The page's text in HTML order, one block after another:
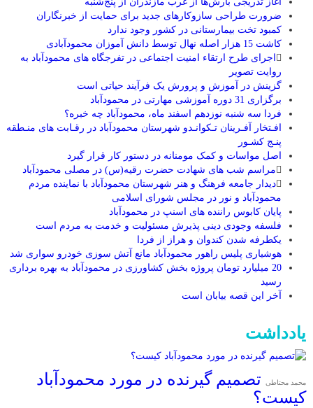
ضرورت طراحی سازوکارهای جدید برای حمایت از خبرنگاران
کمبود تخت بیمارستانی در کشور وجود ندارد
کاشت 15 هزار اصله نهال توسط دانش آموزان محمودآبادی
اجرای طرح ارتقاء امنیت اجتماعی در تفرجگاه های محمودآباد به
روایت تصویر
گزینش در آموزش و پرورش یک فرآیند حیاتی است
برگزاری 31 دوره آموزشی مهارتی در محمودآباد
فردا سه شنبه نوزدهم اسفند ماه، محمودآباد چه خبره؟
افـتخار آفـرینان تـکوانـدو شهرستان محمودآباد در رقـابت های منـطقه
پنـج کشـور
اصل مواسات و کمک مومنانه در دستور کار قرار گیرد
مراسم شب های شهادت حضرت رقیه(س) در مصلی محمودآباد
دیدار جامعه فرهنگ و هنر شهرستان محمودآباد با نماینده مردم
محمودآباد و نور در مجلس شورای اسلامی
پایان کابوس راننده های اسنپ در محمودآباد
فلسفه وجودی دینی پذیرش مسئولیت و خدمت به مردم است
یکطرفه شدن کندوان و هراز از فردا
هوشیاری پلیس راهور محمودآباد مانع آتش سوزی خودرو سواری شد
20 میلیارد تومان پروژه بخش کشاورزی در محمودآباد به بهره برداری
رسید
آخر این قصه بیابان است
یادداشت
محمد محتاطی
تصمیم گیرنده در مورد محمودآباد
کیست؟